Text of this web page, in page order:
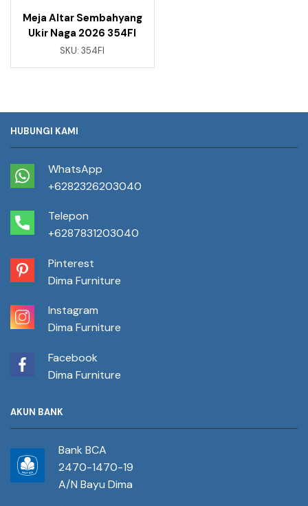
Meja Altar Sembahyang
Ukir Naga 2026 354FI
SKU:354FI
HUBUNGI KAMI
WhatsApp
+6282326203040
Telepon
+6287831203040
Pinterest
Dima Furniture
Instagram
Dima Furniture
Facebook
Dima Furniture
AKUN BANK
Bank BCA
2470-1470-19
A/N Bayu Dima